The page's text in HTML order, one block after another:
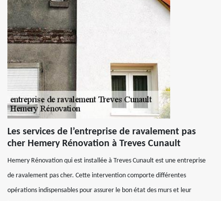
Les services de l’entreprise de ravalement pas
cher Hemery Rénovation à Treves Cunault
Hemery Rénovation qui est installée à Treves Cunault est une entreprise
de ravalement pas cher. Cette intervention comporte différentes
opérations indispensables pour assurer le bon état des murs et leur